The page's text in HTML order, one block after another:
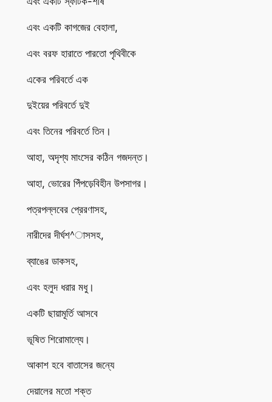
এবং একটি কাগজের বেহালা,
এবং বরফ হারাতে পারতো পৃথিবীকে
একের পরিবর্তে এক
দুইয়ের পরিবর্তে দুই
এবং তিনের পরিবর্তে তিন।
আহা, অদৃশ্য মাংসের কঠিন গজদন্ত।
আহা, ভোরের পিঁপড়েবিহীন উপসাগর।
পত্রপল্লবের প্রেরণাসহ,
নারীদের দীর্ঘশ^াসসহ,
ব্যাঙের ডাকসহ,
এবং হলুদ ধরার মধু।
একটি ছায়ামূর্তি আসবে
ভূষিত শিরোমাল্যে।
আকাশ হবে বাতাসের জন্যে
দেয়ালের মতো শক্ত